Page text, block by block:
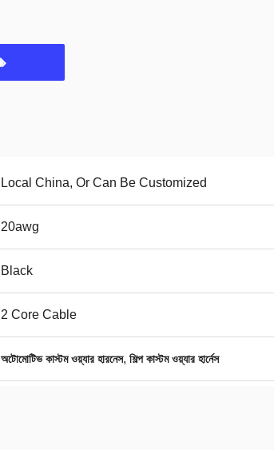
Local China, Or Can Be Customized
20awg
Black
2 Core Cable
অটোমোটিভ কাস্টম ওয়্যার হারনেস, শিল্প কাস্টম ওয়্যার হার্নেস